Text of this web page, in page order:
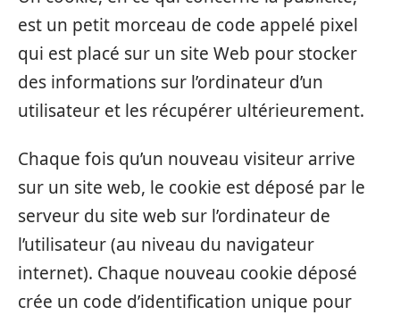
est un petit morceau de code appelé pixel
qui est placé sur un site Web pour stocker
des informations sur l’ordinateur d’un
utilisateur et les récupérer ultérieurement.
Chaque fois qu’un nouveau visiteur arrive
sur un site web, le cookie est déposé par le
serveur du site web sur l’ordinateur de
l’utilisateur (au niveau du navigateur
internet). Chaque nouveau cookie déposé
crée un code d’identification unique pour